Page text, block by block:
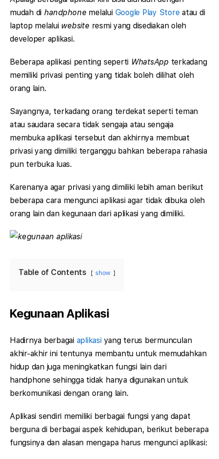
mudah di handphone melalui Google Play Storeatau di
laptop melalui website resmi yang disediakan oleh
developer aplikasi.
Beberapa aplikasi penting seperti WhatsAppterkadang
memiliki privasi penting yang tidak boleh dilihat oleh
orang lain.
Sayangnya, terkadang orang terdekat seperti teman
atau saudara secara tidak sengaja atau sengaja
membuka aplikasi tersebut dan akhirnya membuat
privasi yang dimiliki terganggu bahkan beberapa rahasia
pun terbuka luas.
Karenanya agar privasi yang dimiliki lebih aman berikut
beberapa cara mengunci aplikasi agar tidak dibuka oleh
orang lain dan kegunaan dari aplikasi yang dimiliki.
Table of Contents show
Kegunaan Aplikasi
Hadirnya berbagai aplikasi yang terus bermunculan
akhir-akhir ini tentunya membantu untuk memudahkan
hidup dan juga meningkatkan fungsi lain dari
handphone sehingga tidak hanya digunakan untuk
berkomunikasi dengan orang lain.
Aplikasi sendiri memiliki berbagai fungsi yang dapat
berguna di berbagai aspek kehidupan, berikut beberapa
fungsinya dan alasan mengapa harus mengunci aplikasi: